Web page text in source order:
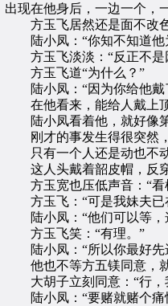
出现在他身后，一边一个，
方玉飞居然还是面不改色
陆小凤：“你知不知道他
方玉飞淡淡：“反正不是
方玉飞道“为什么？”
陆小凤：“因为你给他戴
在他看来，能给人戴上顶
陆小凤看着他，就好像第
刚才的事发生得很突然，
只有一个人还是动也不动
这人头戴着韶皮帽，反穿
方玉宽也压低声音：“看样
方玉飞：“可是我妹夫已
陆小凤：“他们可以等，
方玉飞笑：“有理。”
陆小凤：“所以你最好先
他也不等方五镁同意，就
大胡子立刻同意：“行，
陆小凤：“要赌就赌个痛